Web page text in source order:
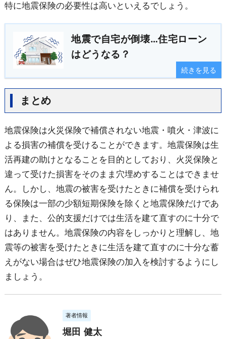
特に地震保険の必要性は高いといえるでしょう。
地震で自宅が倒壊…住宅ローン
はどうなる？
続きを見る
まとめ
地震保険は火災保険で補償されない地震・噴火・津波に
よる損害の補償を受けることができます。地震保険は生
活再建の助けとなることを目的としており、火災保険と
違って受けた損害をそのまま穴埋めすることはできませ
ん。しかし、地震の被害を受けたときに補償を受けられ
る保険は一部の少額短期保険を除くと地震保険だけであ
り、また、公的支援だけでは生活を建て直すのに十分で
はありません。地震保険の内容をしっかりと理解し、地
震等の被害を受けたときに生活を建て直すのに十分な蓄
えがない場合はぜひ地震保険の加入を検討するようにし
ましょう。
著者情報
堀田 健太